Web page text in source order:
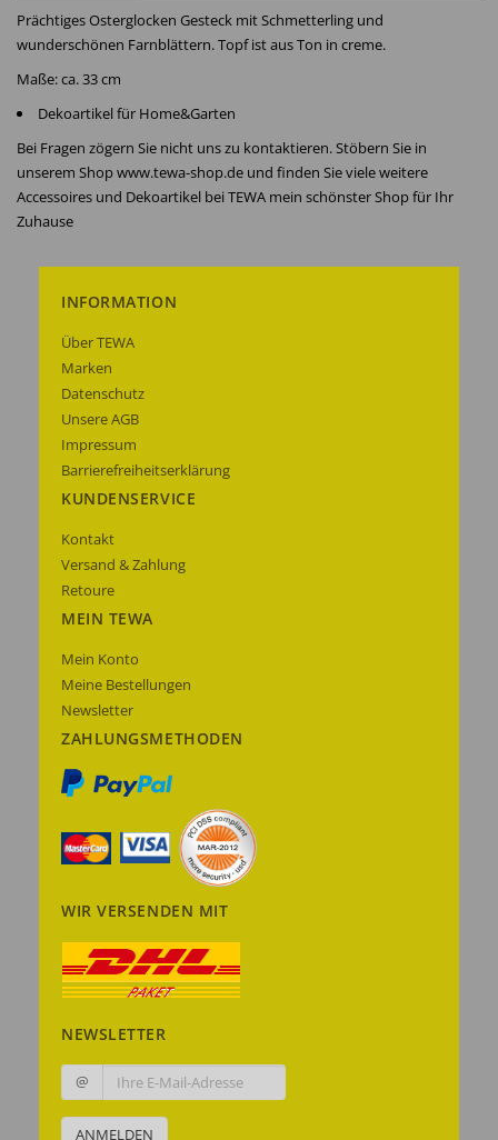
Prächtiges Osterglocken Gesteck mit Schmetterling und
wunderschönen Farnblättern. Topf ist aus Ton in creme.
Maße: ca. 33 cm
Dekoartikel für Home&Garten
Bei Fragen zögern Sie nicht uns zu kontaktieren. Stöbern Sie in
unserem Shop www.tewa-shop.de und finden Sie viele weitere
Accessoires und Dekoartikel bei TEWA mein schönster Shop für Ihr
Zuhause
INFORMATION
Über TEWA
Marken
Datenschutz
Unsere AGB
Impressum
Barrierefreiheitserklärung
KUNDENSERVICE
Kontakt
Versand & Zahlung
Retoure
MEIN TEWA
Mein Konto
Meine Bestellungen
Newsletter
ZAHLUNGSMETHODEN
WIR VERSENDEN MIT
NEWSLETTER
@
ANMELDEN